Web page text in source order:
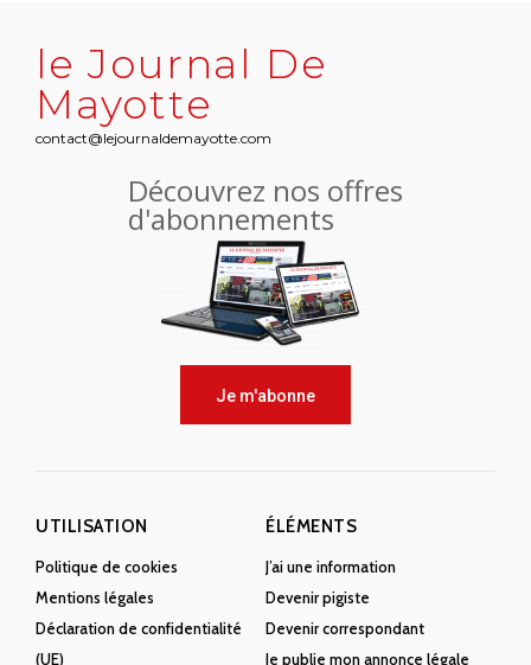
le Journal De
Mayotte
contact@lejournaldemayotte.com
Découvrez nos offres
d'abonnements
Je m'abonne
UTILISATION
Politique de cookies
Mentions légales
Déclaration de confidentialité
(UE)
ÉLÉMENTS
J’ai une information
Devenir pigiste
Devenir correspondant
Je publie mon annonce légale